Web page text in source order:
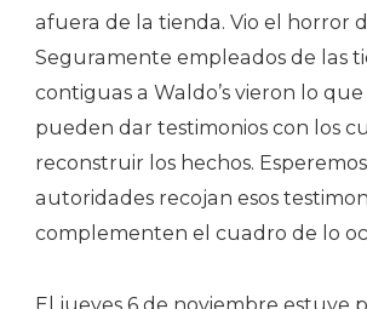
afuera de la tienda. Vio el horror
Seguramente empleados de las
contiguas a Waldo’s vieron lo
pueden dar testimonios con los
reconstruir los hechos.
autoridades recojan esos
complementen el cuadro de lo